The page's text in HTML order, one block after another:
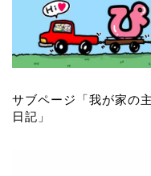
サブページ「我が家の
日記 」